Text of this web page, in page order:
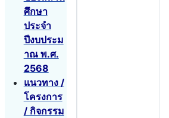
ศึกษา
ประจำ
ปีงบประม
าณ พ.ศ.
2568
แนวทาง /
โครงการ
/ กิจกรรม